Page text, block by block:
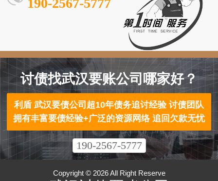
190-2567-5777
讨债找武汉要账公司哪家好？
利盾 武汉要债公司超10年债务追讨经验 讨债团队
拥有丰富要债经验+广泛的资源网络 追回欠款无忧
190-2567-5777
Copyright © 2026 All Right Reserve